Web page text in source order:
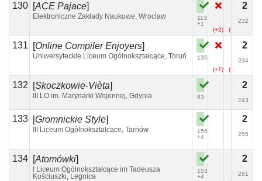
130 [ACE Pajace]
Elektroniczne Zakłady Naukowe, Wroclaw
113
+1
(+2)
(+5)
2
232
131 [Online Compiler Enjoyers]
Uniwersyteckie Liceum Ogólnokształcące, Toruń
135
(+1)
(+6)
2
234
132 [Skoczkowie-Vièta]
III LO im. Marynarki Wojennej, Gdynia 63
2
243
133 [Gromnickie Style]
III Liceum Ogólnokształcące, Tarnów
155
+4
2
255
134 [Atomówki]
I Liceum Ogólnokształcące im Tadeusza
Kościuszki, Legnica
153
+4
2
281